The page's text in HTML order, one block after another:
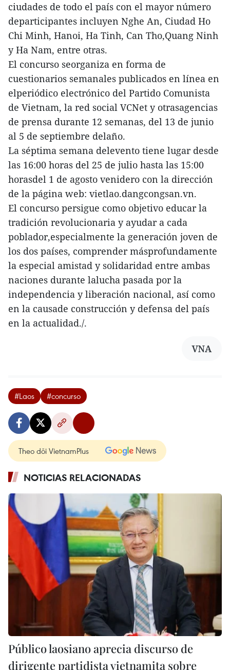
ciudades de todo el país con el mayor número
departicipantes incluyen Nghe An, Ciudad Ho
Chi Minh, Hanoi, Ha Tinh, Can Tho,Quang Ninh
y Ha Nam, entre otras.
El concurso seorganiza en forma de
cuestionarios semanales publicados en línea en
elperiódico electrónico del Partido Comunista
de Vietnam, la red social VCNet y otrasagencias
de prensa durante 12 semanas, del 13 de junio
al 5 de septiembre delaño.
La séptima semana delevento tiene lugar desde
las 16:00 horas del 25 de julio hasta las 15:00
horasdel 1 de agosto venidero con la dirección
de la página web: vietlao.dangcongsan.vn.
El concurso persigue como objetivo educar la
tradición revolucionaria y ayudar a cada
poblador,especialmente la generación joven de
los dos países, comprender másprofundamente
la especial amistad y solidaridad entre ambas
naciones durante lalucha pasada por la
independencia y liberación nacional, así como
en la causade construcción y defensa del país
en la actualidad./.
VNA
#Laos #concurso
Theo dõi VietnamPlus
NOTICIAS RELACIONADAS
Público laosiano aprecia discurso de
dirigente partidista vietnamita sobre